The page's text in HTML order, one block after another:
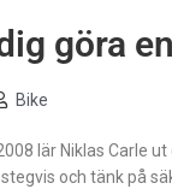
göra
Bike
lär Niklas Carle
och tänk på